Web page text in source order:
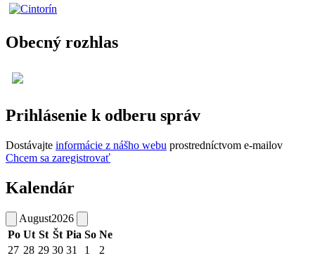
Obecný rozhlas
Prihlásenie k odberu správ
Dostávajte informácie z nášho webu prostredníctvom e-mailov
Chcem sa zaregistrovať
Kalendár
August2026
Po Ut St Št Pia So Ne
27 28 29 30 31 1
2